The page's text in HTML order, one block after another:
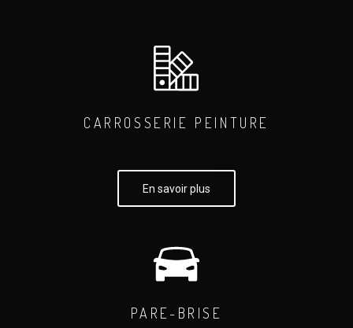
CARROSSERIE PEINTURE
En savoir plus
PARE-BRISE